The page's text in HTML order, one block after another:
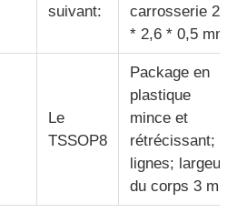
suivant:
carrosserie 2,6
* 2,6 * 0,5 mm
Le
TSSOP8
Package en
plastique
mince et
rétrécissant; 8
lignes; largeur
du corps 3 mm